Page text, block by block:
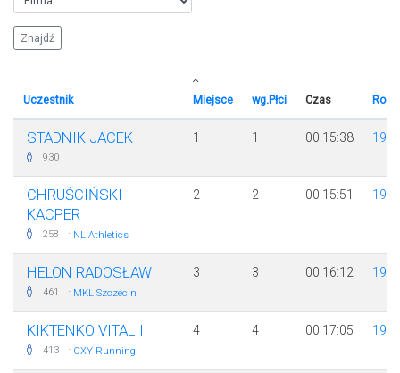
Uczestnik Miejsce wg.Płci Czas
STADNIK JACEK
930
1 1 00:15:38 1991
CHRUŚCIŃSKI
KACPER
258 · NL Athletics
2 2 00:15:51 1992
HELON RADOSŁAW
461 · MKL Szczecin
3 3 00:16:12 1994
KIKTENKO VITALII
413 · OXY Running
4 4 00:17:05 1992